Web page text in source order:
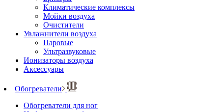
Климатические комплексы
Мойки воздуха
Очистители
Увлажнители воздуха
Паровые
Ультразвуковые
Ионизаторы воздуха
Аксессуары
Обогреватели
Обогреватели для ног